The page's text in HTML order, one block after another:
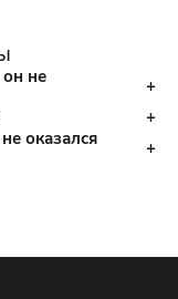
не
оказался